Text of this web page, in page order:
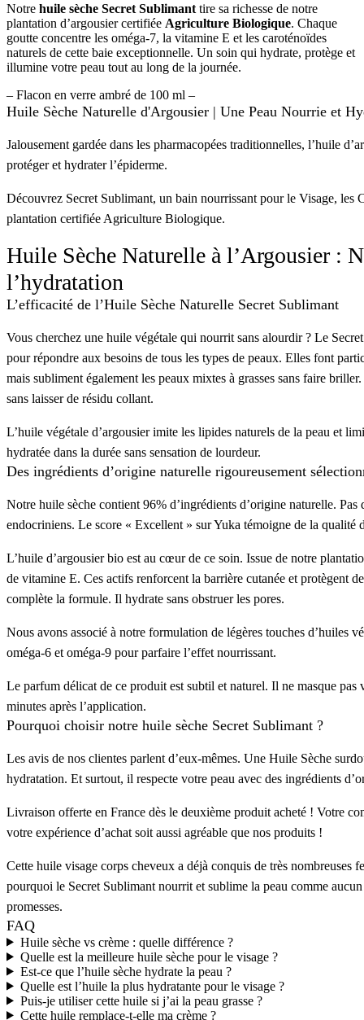
Notre huile sèche Secret Sublimant tire sa richesse de notre
plantation d’argousier certifiée Agriculture Biologique. Chaque
goutte concentre les oméga-7, la vitamine E et les caroténoïdes
naturels de cette baie exceptionnelle. Un soin qui hydrate, protège et
illumine votre peau tout au long de la journée.
– Flacon en verre ambré de 100 ml –
Huile Sèche Naturelle d'Argousier | Une Peau Nourrie et
Jalousement gardée dans les pharmacopées traditionnelles, l’huile
protéger et hydrater l’épiderme.
Découvrez Secret Sublimant, un bain nourrissant pour le Visage, les
plantation certifiée Agriculture Biologique.
Huile Sèche Naturelle à l’Argousier :
l’hydratation
L’efficacité de l’Huile Sèche Naturelle Secret Sublimant
Vous cherchez une huile végétale qui nourrit sans alourdir ? Le
pour répondre aux besoins de tous les types de peaux. Elles font
mais subliment également les peaux mixtes à grasses sans faire
sans laisser de résidu collant.
L’huile végétale d’argousier imite les lipides naturels de la peau et
hydratée dans la durée sans sensation de lourdeur.
Des ingrédients d’origine naturelle rigoureusement
Notre huile sèche contient 96% d’ingrédients d’origine naturelle. Pas
endocriniens. Le score « Excellent » sur Yuka témoigne de la qualité
L’huile d’argousier bio est au cœur de ce soin. Issue de notre
de vitamine E. Ces actifs renforcent la barrière cutanée et protègent
complète la formule. Il hydrate sans obstruer les pores.
Nous avons associé à notre formulation de légères touches d’huiles
oméga-6 et oméga-9 pour parfaire l’effet nourrissant.
Le parfum délicat de ce produit est subtil et naturel. Il ne masque pas
minutes après l’application.
Pourquoi choisir notre huile sèche Secret Sublimant ?
Les avis de nos clientes parlent d’eux-mêmes. Une Huile Sèche
hydratation. Et surtout, il respecte votre peau avec des ingrédients
Livraison offerte en France dès le deuxième produit acheté ! Votre
votre expérience d’achat soit aussi agréable que nos produits !
Cette huile visage corps cheveux a déjà conquis de très nombreuses
pourquoi le Secret Sublimant nourrit et sublime la peau comme
promesses.
FAQ
Huile sèche vs crème : quelle différence ?
Quelle est la meilleure huile sèche pour le visage ?
Est-ce que l’huile sèche hydrate la peau ?
Quelle est l’huile la plus hydratante pour le visage ?
Puis-je utiliser cette huile si j’ai la peau grasse ?
Cette huile remplace-t-elle ma crème ?